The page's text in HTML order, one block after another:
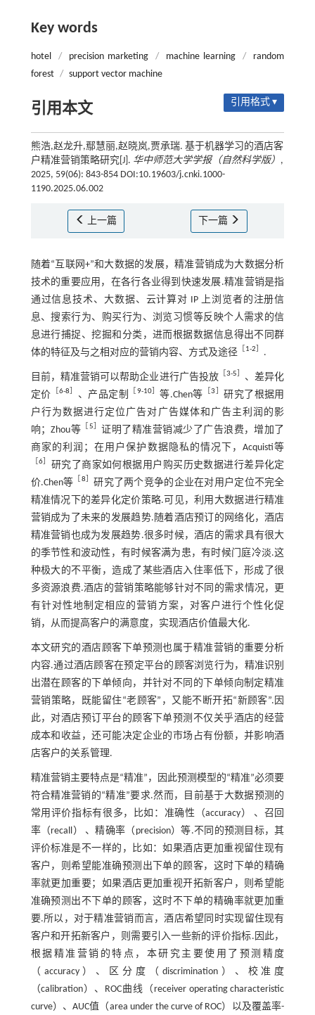
Key words
hotel / precision marketing / machine learning /
random
forest / support vector machine
引用本文 引用格式 ▾
熊浩,赵龙升,鄢慧丽,赵晓岚,贾承瑞. 基于机器学习的酒店客
户精准营销策略研究[J]. 华中师范大学学报（自然科学版） ,
2025, 59(06): 843-854 DOI:10.19603/j.cnki.1000-
1190.2025.06.002
上一篇 下一篇
随着“互联网+”和大数据的发展，精准营销成为大数据分析
技术的重要应用，在各行各业得到快速发展.精准营销是指
通过信息技术、大数据、云计算对 IP 上浏览者的注册信
息、搜索行为、购买行为、浏览习惯等反映个人需求的信
息进行捕捉、挖掘和分类，进而根据数据信息得出不同群
体的特征及与之相对应的营销内容、方式及途径［1-2］ .
目前，精准营销可以帮助企业进行广告投放［3-5］ 、差异化
定价 ［6-8］ 、产品定制 ［9-10］等.Chen等 ［3］研究了根据用
户行为数据进行定位广告对广告媒体和广告主利润的影
响；Zhou等 ［5］证明了精准营销减少了广告浪费，增加了
商家的利润；在用户保护数据隐私的情况下，Acquisti等
［6］ 研究了商家如何根据用户购买历史数据进行差异化定
价.Chen等 ［8］研究了两个竞争的企业在对用户定位不完全
精准情况下的差异化定价策略.可见，利用大数据进行精准
营销成为了未来的发展趋势.随着酒店预订的网络化，酒店
精准营销也成为发展趋势.很多时候，酒店的需求具有很大
的季节性和波动性，有时候客满为患，有时候门庭冷淡.这
种极大的不平衡，造成了某些酒店入住率低下，形成了很
多资源浪费.酒店的营销策略能够针对不同的需求情况，更
有针对性地制定相应的营销方案，对客户进行个性化促
销，从而提高客户的满意度，实现酒店价值最大化.
本文研究的酒店顾客下单预测也属于精准营销的重要分析
内容.通过酒店顾客在预定平台的顾客浏览行为，精准识别
出潜在顾客的下单倾向，并针对不同的下单倾向制定精准
营销策略，既能留住“老顾客”，又能不断开拓“新顾客”.因
此，对酒店预订平台的顾客下单预测不仅关乎酒店的经营
成本和收益，还可能决定企业的市场占有份额，并影响酒
店客户的关系管理.
精准营销主要特点是“精准”，因此预测模型的“精准”必须要
符合精准营销的“精准”要求.然而，目前基于大数据预测的
常用评价指标有很多，比如：准确性（accuracy） 、召回
率（recall） 、精确率（precision）等.不同的预测目标，其
评价标准是不一样的，比如：如果酒店更加重视留住现有
客户，则希望能准确预测出下单的顾客，这时下单的精确
率就更加重要；如果酒店更加重视开拓新客户，则希望能
准确预测出不下单的顾客，这时不下单的精确率就更加重
要.所以，对于精准营销而言，酒店希望同时实现留住现有
客户和开拓新客户，则需要引入一些新的评价指标.因此，
根据精准营销的特点，本研究主要使用了预测精度
（accuracy）、区分度（discrimination）、校准度
（calibration）、ROC曲线（receiver operating characteristic
curve）、AUC值（area under the curve of ROC）以及覆盖率-